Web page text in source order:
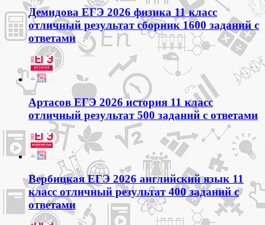
Демидова ЕГЭ 2026 физика 11 класс
отличный результат сборник 1600 заданий с
ответами
Артасов ЕГЭ 2026 история 11 класс
отличный результат 500 заданий с ответами
Вербицкая ЕГЭ 2026 английский язык 11
класс отличный результат 400 заданий с
ответами